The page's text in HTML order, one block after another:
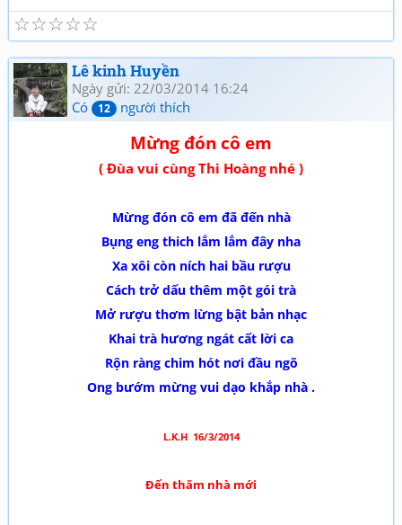
☆
☆
☆
☆
☆
Lê kinh Huyền
Ngày gửi: 22/03/2014 16:24
Có
12 người thích
Mừng đón cô em
( Đùa vui cùng Thi Hoàng nhé )
Mừng đón cô em đã đến nhà
Bụng eng thich lắm lắm đây nha
Xa xôi còn ních hai bầu r­ượu
Cách trở dấu thêm một gói trà
Mở r­ượu thơm lừng bật bản nhạc
Khai trà h­ương ngát cất lời ca
Rộn ràng chim hót nơi đầu ngõ
Ong b­ướm mừng vui dạo khắp nhà .
L.K.H 16/3/2014
Đến thăm nhà mới